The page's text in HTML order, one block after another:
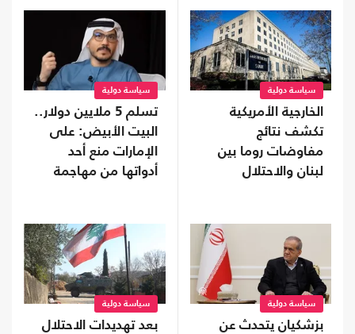
سياسة دولية
الخارجية الأمريكية
تكشف نتائج
مفاوضات روما بين
لبنان والاحتلال
سياسة دولية
تسلم 5 ملايين دولار..
البيت الأبيض: على
الإمارات منع أحد
أدواتها من مهاجمة
سياسة دولية
بزشكيان يتحدث عن
سياسة دولية
بعد تهديدات الاحتلال